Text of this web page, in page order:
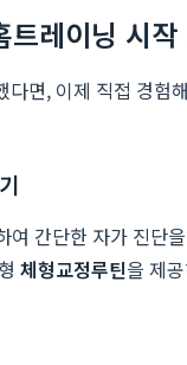
레이닝 시작
면, 이제 직접 경험
간단한 자가 진단
체형교정루틴을 제